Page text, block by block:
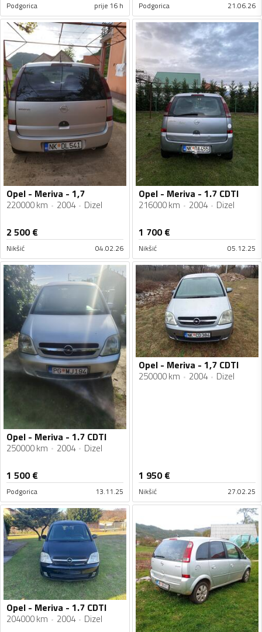
Podgorica prije 16 h Podgorica 21.06.26
Opel - Meriva - 1,7
220000 km 2004 Dizel
2 500€
Nikšić 04.02.26
Opel - Meriva - 1.7 CDTI
216000 km 2004 Dizel
1 700€
Nikšić 05.12.25
Opel - Meriva - 1.7 CDTI
250000 km 2004 Dizel
1 500€
Podgorica 13.11.25
Opel - Meriva - 1,7 CDTI
250000 km 2004 Dizel
1 950€
Nikšić 27.02.25
Opel - Meriva - 1.7 CDTI
204000 km 2004 Dizel